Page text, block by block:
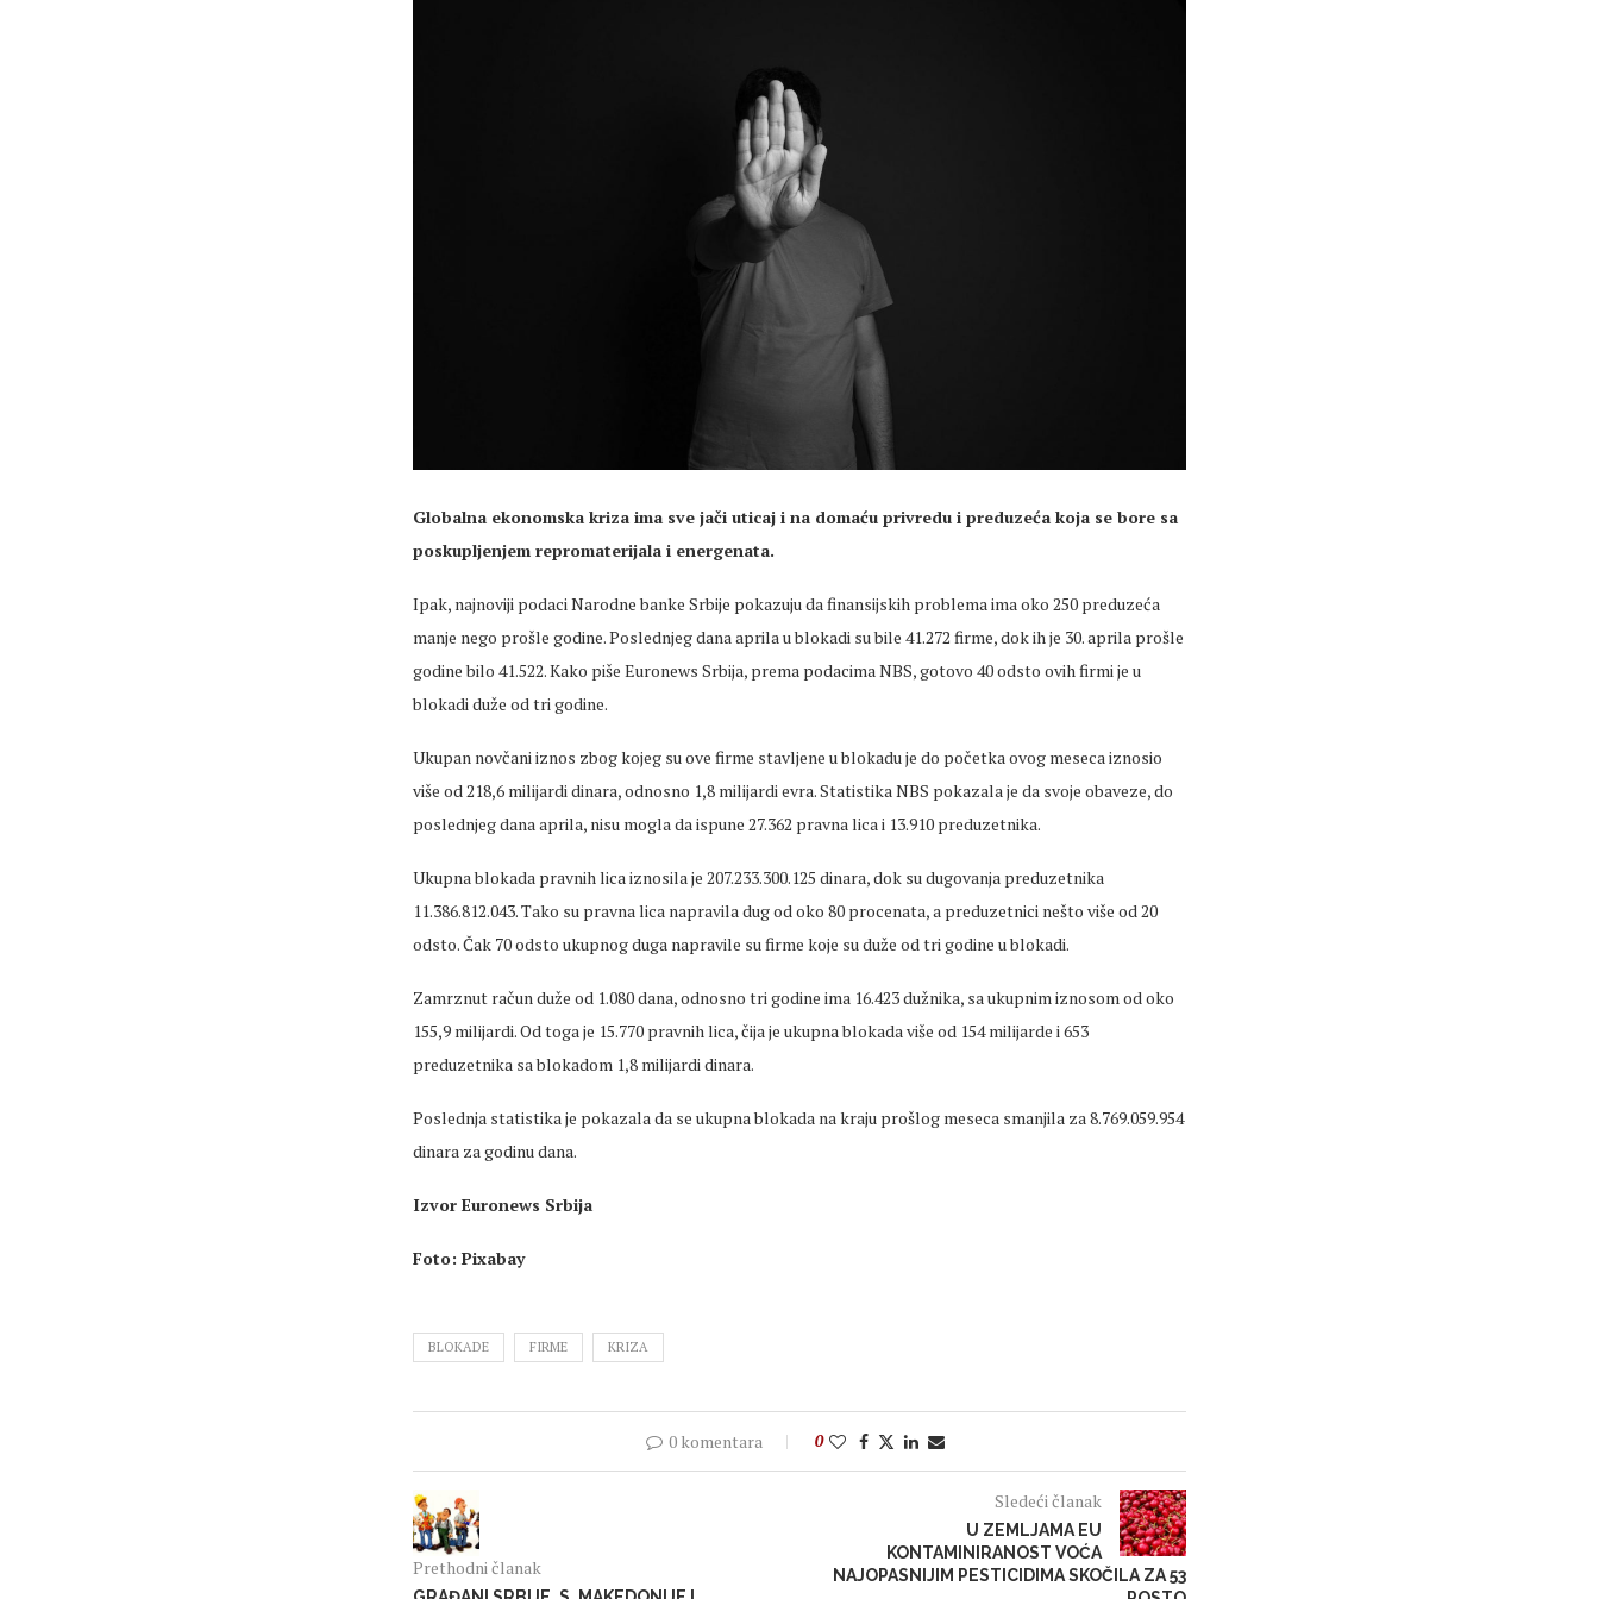
Globalna ekonomska kriza ima sve jači uticaj i na domaću privredu i preduzeća koja se bore sa
poskupljenjem repromaterijala i energenata.
Ipak, najnoviji podaci Narodne banke Srbije pokazuju da finansijskih problema ima oko 250 preduzeća
manje nego prošle godine. Poslednjeg dana aprila u blokadi su bile 41.272 firme, dok ih je 30. aprila prošle
godine bilo 41.522. Kako piše Euronews Srbija, prema podacima NBS, gotovo 40 odsto ovih firmi je u
blokadi duže od tri godine.
Ukupan novčani iznos zbog kojeg su ove firme stavljene u blokadu je do početka ovog meseca iznosio
više od 218,6 milijardi dinara, odnosno 1,8 milijardi evra. Statistika NBS pokazala je da svoje obaveze, do
poslednjeg dana aprila, nisu mogla da ispune 27.362 pravna lica i 13.910 preduzetnika.
Ukupna blokada pravnih lica iznosila je 207.233.300.125 dinara, dok su dugovanja preduzetnika
11.386.812.043. Tako su pravna lica napravila dug od oko 80 procenata, a preduzetnici nešto više od 20
odsto. Čak 70 odsto ukupnog duga napravile su firme koje su duže od tri godine u blokadi.
Zamrznut račun duže od 1.080 dana, odnosno tri godine ima 16.423 dužnika, sa ukupnim iznosom od oko
155,9 milijardi. Od toga je 15.770 pravnih lica, čija je ukupna blokada više od 154 milijarde i 653
preduzetnika sa blokadom 1,8 milijardi dinara.
Poslednja statistika je pokazala da se ukupna blokada na kraju prošlog meseca smanjila za 8.769.059.954
dinara za godinu dana.
Izvor Euronews Srbija
Foto: Pixabay
BLOKADE FIRME KRIZA
0 komentara 0
Prethodni članak
Sledeći članak
U ZEMLJAMA EU
KONTAMINIRANOST VOĆA
NAJOPASNIJIM PESTICIDIMA SKOČILA ZA 53